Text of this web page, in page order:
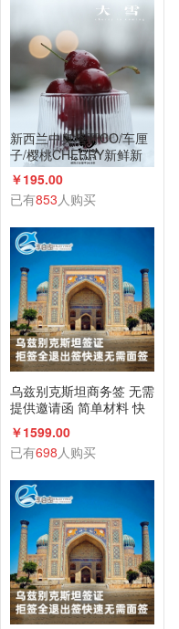
新西兰中奥塔哥CO/车厘
子/樱桃CHERRY新鲜新
西兰空运进口樱桃顺丰包
邮送礼整箱
￥195.00
已有853人购买
乌兹别克斯坦商务签 无需
提供邀请函 简单材料 快
速办理
￥1599.00
已有698人购买